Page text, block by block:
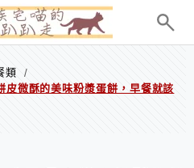
類
/
皮微酥的美味粉漿蛋餅，早餐就該